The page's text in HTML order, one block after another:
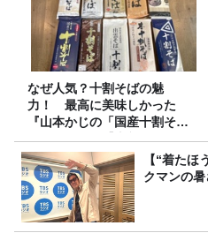
なぜ人気？十割そばの魅
力！ 最高に美味しかった
『山本かじの「国産十割そ
ば」』とは？【十割そば10種
食べ比べ】
【“着た
クマンの